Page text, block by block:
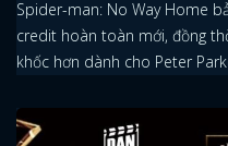
hạng mục và đề cử dành
diễn viên được yêu thích nhất.